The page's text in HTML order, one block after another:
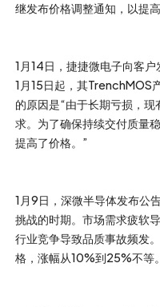
继发布价格调整通知，以提高
1月14日，捷捷微电子向客
1月15日起，其TrenchMOS
的原因是“由于长期亏损，
求。为了确保持续交付质量
提高了价格。”
1月9日，深微半导体发布公
挑战的时期。市场需求疲软
行业竞争导致品质事故频发
格，涨幅从10%到25%不等。